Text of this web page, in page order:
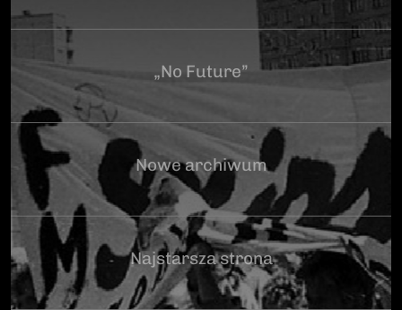
„No Future”
Nowe archiwum
Najstarsza strona